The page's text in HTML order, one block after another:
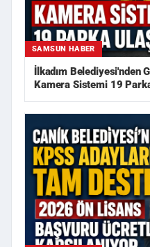
SAMSUN HABER
İlkadım Belediyesi'nden
Kamera Sistemi 19